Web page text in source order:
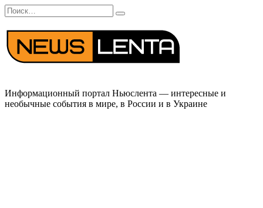
Перейти
к
содержанию
Search
for:
Информационный портал Ньюслента — интересные и
необычные события в мире, в России и в Украине